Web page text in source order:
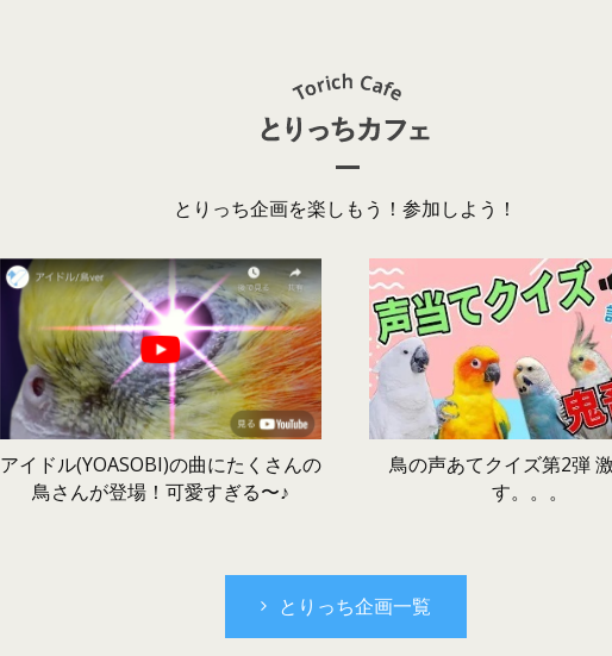
とりっち企画を楽しもう！参加しよう！
アイドル(YOASOBI)の曲にたくさんの
鳥さんが登場！可愛すぎる〜♪
鳥の声あてクイズ第2弾
す。。。
とりっち企画一覧